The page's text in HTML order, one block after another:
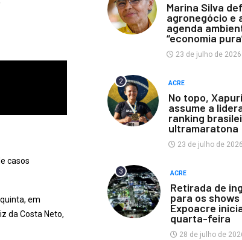
casos
em
da Costa Neto,
Marina Silva
agronegócio e
agenda
“economia
23 de julho de 2026
2 ACRE
No topo,
assume a
ranking
ultramaratona
23 de julho de 2026
3 ACRE
Retirada de
para os shows
Expoacre
quarta-feira
28 de julho de